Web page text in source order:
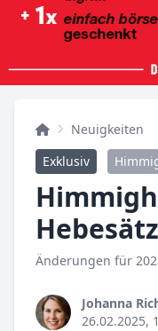
Neuigkeiten
Exklusiv
Änderungen für
Johanna
26.02.2025,